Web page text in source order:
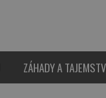
ZÁHADY A